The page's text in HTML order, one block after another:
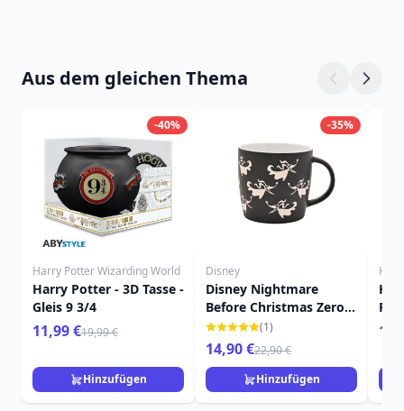
Aus dem gleichen Thema
-40%
Harry Potter Wizarding World
Harry Potter - 3D Tasse -
Gleis 9 3/4
11,99 €19,99 €
Hinzufügen
-35%
Disney
Disney Nightmare
Before Christmas Zero
tasse
(1)
14,90 €22,90 €
Hinzufügen